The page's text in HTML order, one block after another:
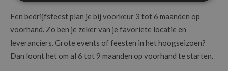
Een bedrijfsfeest plan je bij voorkeur 3 tot 6 maanden op
voorhand. Zo ben je zeker van je favoriete locatie en
leveranciers. Grote events of feesten in het hoogseizoen?
Dan loont het om al 6 tot 9 maanden op voorhand te starten.